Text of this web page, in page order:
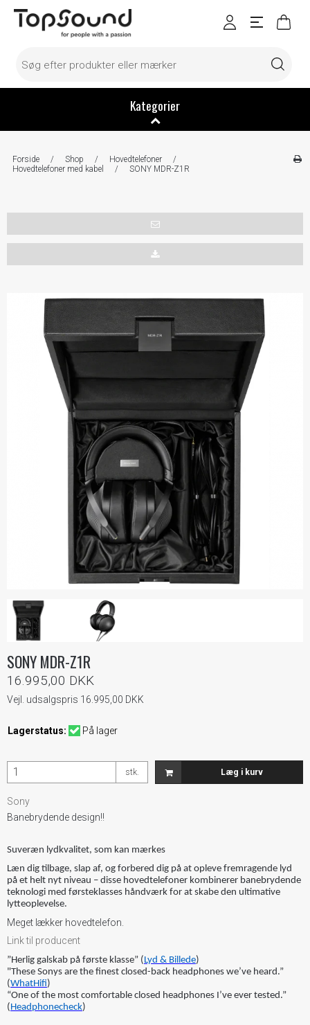
Kategorier
Forside / Shop / Hovedtelefoner
/
Hovedtelefoner med kabel
/ SONY MDR-Z1R
SONY MDR-Z1R
16.995,00 DKK
Vejl. udsalgspris 16.995,00 DKK
Lagerstatus: På lager
stk. Læg i kurv
Sony
Banebrydende design!!
Suveræn lydkvalitet, som kan mærkes
Læn dig tilbage, slap af, og forbered dig på at opleve fremragende lyd
på et helt nyt niveau – disse hovedtelefoner kombinerer banebrydende
teknologi med førsteklasses håndværk for at skabe den ultimative
lytteoplevelse.
Meget lækker hovedtelefon.
Link til producent
”Herlig galskab på første klasse” (Lyd & Billede)
"These Sonys are the finest closed-back headphones we’ve heard.”
(WhatHifi)
“One of the most comfortable closed headphones I’ve ever tested.”
(Headphonecheck)